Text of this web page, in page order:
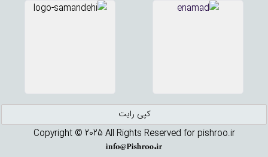
کپی رایت
Copyright © 2025 All Rights Reserved for pishroo.ir